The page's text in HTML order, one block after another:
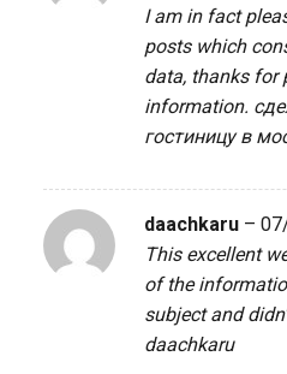
I am in fact
posts which
data, thanks for
information.
гостиницу в
daachkaru –
This excellent
of the
subject and
daachkaru